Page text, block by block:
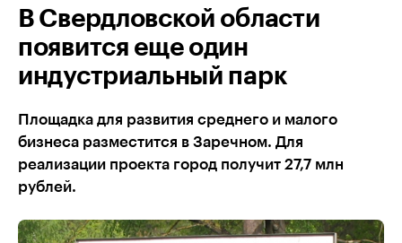
В Свердловской области
появится еще один
индустриальный парк
Площадка для развития среднего и малого
бизнеса разместится в Заречном. Для
реализации проекта город получит 27,7 млн
рублей.